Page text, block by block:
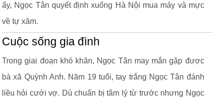
ấy, Ngọc Tân quyết định xuống Hà Nội mua máy và mực
về tự xăm.
Cuộc sống gia đình
Trong giai đoạn khó khăn, Ngọc Tân may mắn gặp được
bà xã Quỳnh Anh. Năm 19 tuổi, tay trắng Ngọc Tân đánh
liều hỏi cưới vợ. Dù chuẩn bị tâm lý từ trước nhưng Ngọc